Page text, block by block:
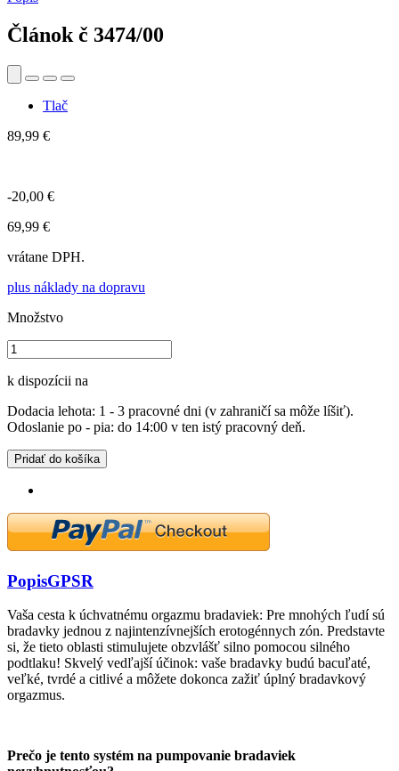
Článok č 3474/00
Tlač
89,99 €
-20,00 €
69,99 €
vrátane DPH.
plus náklady na dopravu
Množstvo
k dispozícii na
Dodacia lehota: 1 - 3 pracovné dni (v zahraničí sa môže líšiť).
Odoslanie po - pia: do 14:00 v ten istý pracovný deň.
Pridať do košíka
PopisGPSR
Vaša cesta k úchvatnému orgazmu bradaviek: Pre mnohých ľudí sú
bradavky jednou z najintenzívnejších erotogénnych zón. Predstavte
si, že tieto oblasti stimulujete obzvlášť silno pomocou silného
podtlaku! Skvelý vedľajší účinok: vaše bradavky budú bacuľaté,
veľké, tvrdé a citlivé a môžete dokonca zažiť úplný bradavkový
orgazmus.
Prečo je tento systém na pumpovanie bradaviek